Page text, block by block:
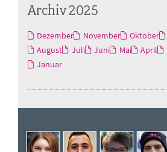
Archiv 2025
Dezember November Oktober
August
Juli Juni Mai April
Januar